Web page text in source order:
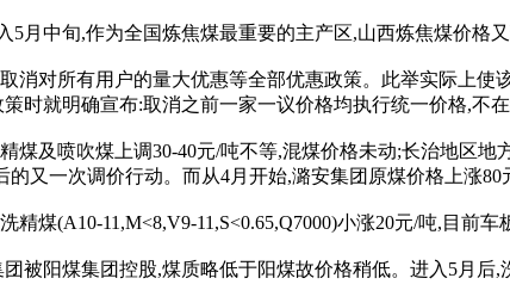
月中旬,作为全国炼焦煤最重要的主产区,山西炼焦煤价格又
消对所有用户的量大优惠等全部优惠政策。此举实际上使
时就明确宣布:取消之前一家一议价格均执行统一价格,不
煤及喷吹煤上调30-40元/吨不等,混煤价格未动;长治地区
的又一次调价行动。而从4月开始,潞安集团原煤价格上涨80
煤(A10-11,M<8,V9-11,S<0.65,Q7000)小涨20元/吨,目前
被阳煤集团控股,煤质略低于阳煤故价格稍低。进入5月后,